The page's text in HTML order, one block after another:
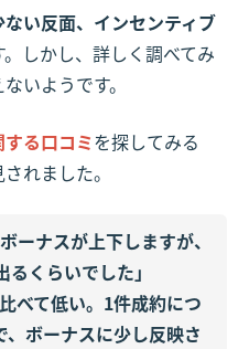
い反面、インセンティブ
しかし、詳しく調べてみ
いようです。
る口コミを探してみる
れました。
ーナスが上下しますが、
くらいでした」
べて低い。1件成約につ
ボーナスに少し反映さ